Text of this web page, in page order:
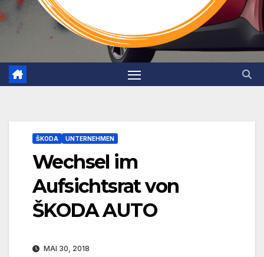
ŠKODA UNTERNEHMEN
Wechsel im
Aufsichtsrat von
ŠKODA AUTO
MAI 30, 2018